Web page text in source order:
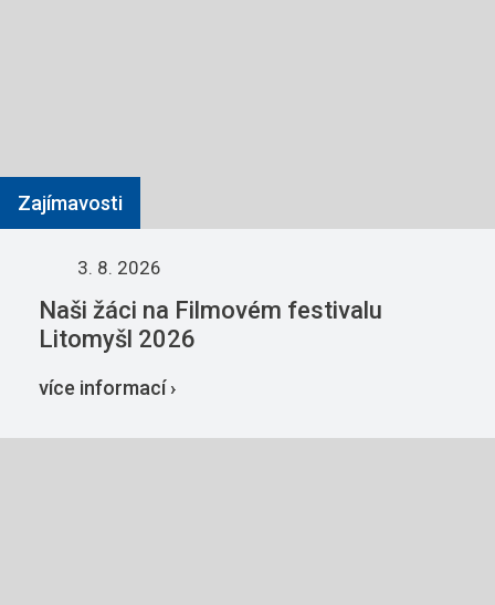
Zajímavosti
3. 8. 2026
Naši žáci na Filmovém festivalu
Litomyšl 2026
více informací ›